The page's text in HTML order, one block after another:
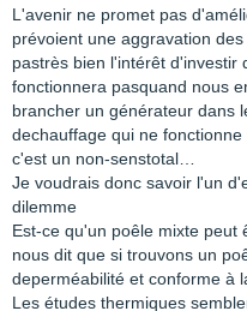
L'avenir ne promet pas
prévoient une aggravation
pastrès bien l'intérêt d'investir
fonctionnera pasquand nous
brancher un générateur dans
dechauffage qui ne
c'est un non-senstotal…
Je voudrais donc savoir l'un
dilemme
Est-ce qu'un poêle mixte peut
nous dit que si trouvons un
deperméabilité et conforme à
Les études thermiques